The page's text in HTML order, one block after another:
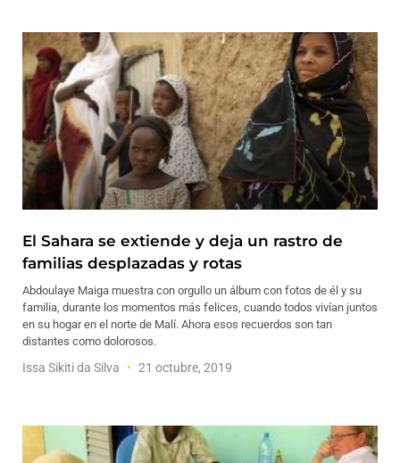
El Sahara se extiende y deja un rastro de
familias desplazadas y rotas
Abdoulaye Maiga muestra con orgullo un álbum con fotos de él y su
familia, durante los momentos más felices, cuando todos vivían juntos
en su hogar en el norte de Malí. Ahora esos recuerdos son tan
distantes como dolorosos.
Issa Sikiti da Silva 21 octubre, 2019